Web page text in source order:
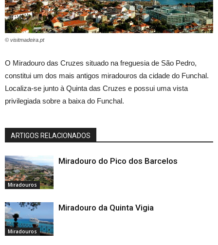
© visitmadeira.pt
O Miradouro das Cruzes situado na freguesia de São Pedro,
constitui um dos mais antigos miradouros da cidade do Funchal.
Localiza-se junto à Quinta das Cruzes e possui uma vista
privilegiada sobre a baixa do Funchal.
ARTIGOS RELACIONADOS
Miradouros
Miradouro do Pico dos Barcelos
Miradouros
Miradouro da Quinta Vigia